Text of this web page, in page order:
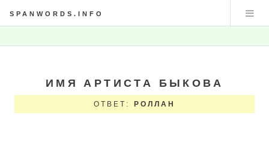
SPANWORDS.INFO
ИМЯ АРТИСТА БЫКОВА
ОТВЕТ: РОЛЛАН